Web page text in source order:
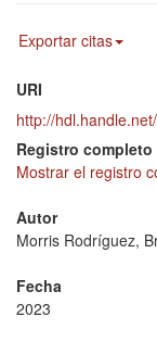
Exportar citas
URI
http://
Registro completo
Mostrar el registro
Autor
Morris Rodríguez,
Fecha
2023